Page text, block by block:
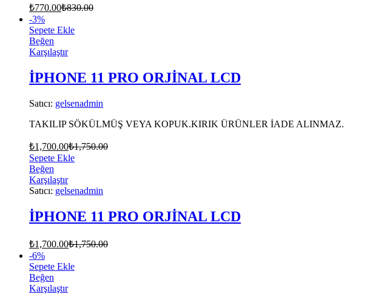
₺770.00₺830.00
-3%
Sepete Ekle
Beğen
Karşılaştır
İPHONE 11 PRO ORJİNAL LCD
Satıcı: gelsenadmin
TAKILIP SÖKÜLMÜŞ VEYA KOPUK.KIRIK ÜRÜNLER İADE ALINMAZ.
₺1,700.00₺1,750.00
Sepete Ekle
Beğen
Karşılaştır
Satıcı: gelsenadmin
İPHONE 11 PRO ORJİNAL LCD
₺1,700.00₺1,750.00
-6%
Sepete Ekle
Beğen
Karşılaştır